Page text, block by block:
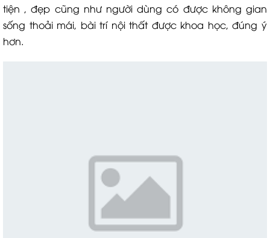
tiện , đẹp cũng như người dùng có được không gian
sống thoải mái, bài trí nội thất được khoa học, đúng ý
hơn.